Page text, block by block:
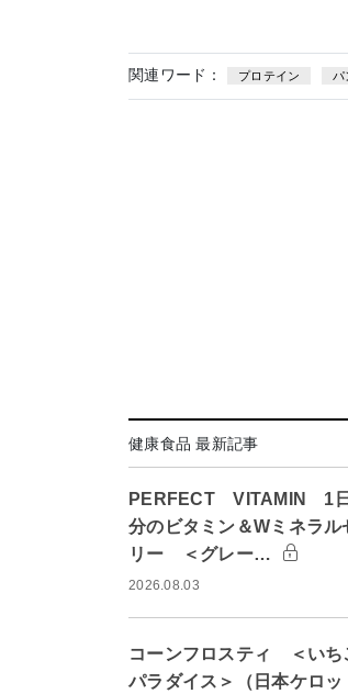
関連ワード： プロテイン パ
健康食品 最新記事
PERFECT VITAMIN 1日
分のビタミン＆Wミネラル
リー ＜グレー…
2026.08.03
コーンフロスティ ＜いち
パラダイス＞（日本ケロッ